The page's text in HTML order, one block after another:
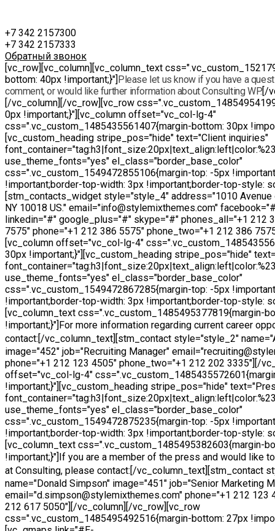
+7 342 2157300
+7 342 2157333
Обратный звонок
[vc_row][vc_column][vc_column_text
bottom: 40px !important;}"]Please let us know if you have a
comment, or would like further information about Consulting WP.[/
[/vc_column][/vc_row][vc_row
0px !important;}"][vc_column offset="vc_col-lg-4"
css=".vc_custom_1485435561407{margin-bottom: 30px
[vc_custom_heading stripe_pos="hide" text="Client inquiries"
use_theme_fonts="yes" el_class="border_base_color"
css=".vc_custom_1549472855106{margin-top: -5px
!important;border-top-width: 3px !important;border-top-style:
[stm_contacts_widget style="style_4" address="1010 Avenue
NY 10018 US." email="info@stylemixthemes.com"
linkedin="#" google_plus="#" skype="#" phones_all="+1 212
7575" phone="+1 212 386 5575" phone_two="+1 212 386
[vc_column offset="vc_col-lg-4"
30px !important;}"][vc_custom_heading stripe_pos="hide"
use_theme_fonts="yes" el_class="border_base_color"
css=".vc_custom_1549472867285{margin-top: -5px
!important;border-top-width: 3px !important;border-top-style:
[vc_column_text css=".vc_custom_1485495377819{margin-
!important;}"]For more information regarding current career
contact:[/vc_column_text][stm_contact style="style_2"
image="452" job="Recruiting Manager"
phone="+1 212 123 4505" phone_two="+1 212 202 3335"][/
offset="vc_col-lg-4"
!important;}"][vc_custom_heading stripe_pos="hide"
use_theme_fonts="yes" el_class="border_base_color"
css=".vc_custom_1549472875235{margin-top: -5px
!important;border-top-width: 3px !important;border-top-style:
[vc_column_text css=".vc_custom_1485495382603{margin-
!important;}"]If you are a member of the press and would like
at Consulting, please contact:[/vc_column_text][stm_contact
name="Donald Simpson" image="451" job="Senior Marketing
email="d.simpson@stylemixthemes.com" phone="+1 212 123
212 617 5050"][/vc_column][/vc_row][vc_row
css=".vc_custom_1485495492516{margin-bottom: 27px